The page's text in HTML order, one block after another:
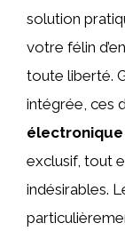
solution
votre félin
toute liberté.
intégrée, ces
électronique
exclusif, tout
indésirables.